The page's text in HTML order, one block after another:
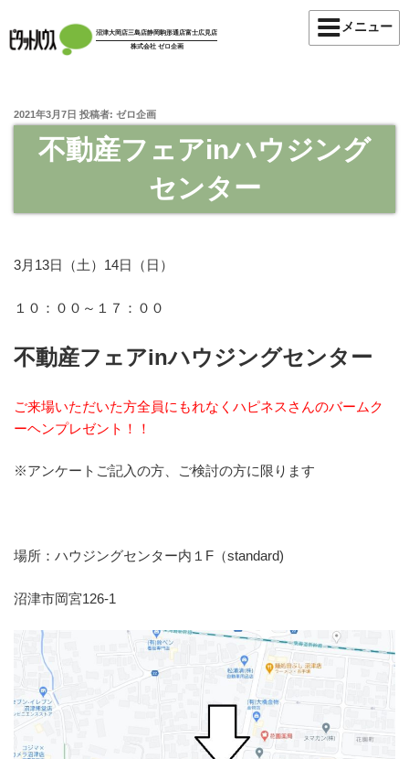
ン
テ
沼津大岡店三島店静岡駒形通店富士広見店
株式会社 ゼロ企画
メニュー
投
2021年3月7日 投稿者: ゼロ企画
不動産フェアinハウジング
センター
3月13日（土）14日（日）
１０：００～１７：００
不動産フェアinハウジングセンター
ご来場いただいた方全員にもれなくハピネスさんのバームク
ーヘンプレゼント！！
※アンケートご記入の方、ご検討の方に限ります
場所：ハウジングセンター内１F（standard)
沼津市岡宮126-1